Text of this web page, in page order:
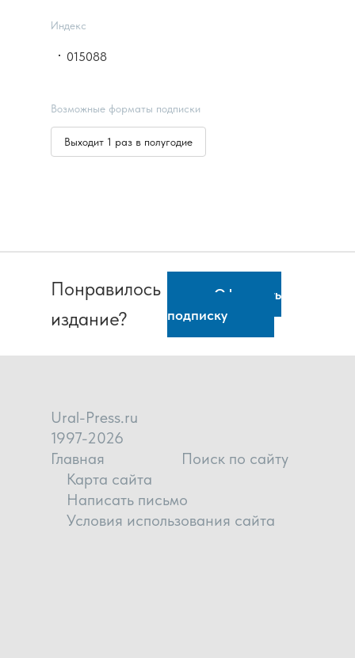
Индекс
015088
Возможные форматы подписки
Выходит 1 раз в полугодие
Понравилось
издание?
Оформить
подписку
Ural-Press.ru
1997-2026
Главная
Поиск по сайту
Карта сайта
Написать письмо
Условия использования сайта